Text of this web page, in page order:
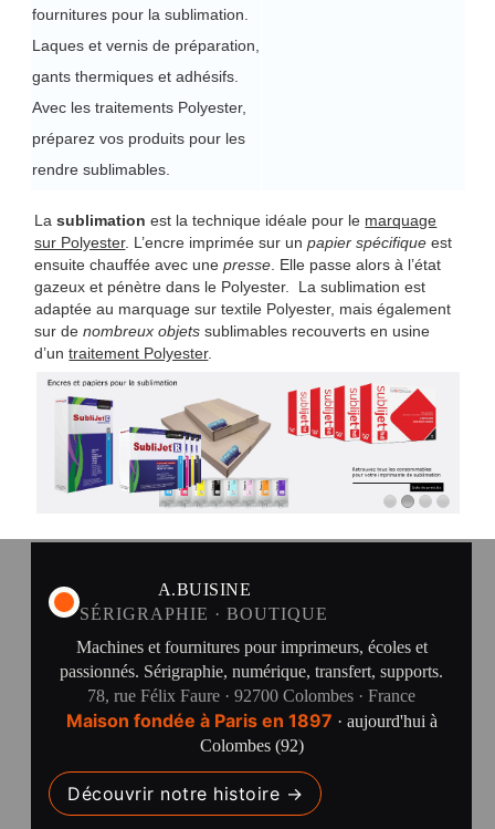
fournitures pour la sublimation.
Laques et vernis de préparation,
gants thermiques et adhésifs.
Avec les traitements Polyester,
préparez vos produits pour les
rendre sublimables.
La sublimation est la technique idéale pour le marquage
sur Polyester. L’encre imprimée sur unpapier spécifique est
ensuite chauffée avec unepresse . Elle passe alors à l’état
gazeux et pénètre dans le Polyester. La sublimation est
adaptée au marquage sur textile Polyester, mais également
sur denombreux objetssublimables recouverts en usine
d’untraitement Polyester.
A.BUISINE
SÉRIGRAPHIE · BOUTIQUE
Machines et fournitures pour imprimeurs, écoles et
passionnés. Sérigraphie, numérique, transfert, supports.
78, rue Félix Faure · 92700 Colombes · France
Maison fondée à Paris en 1897 · aujourd'hui à
Colombes (92)
Découvrir notre histoire →